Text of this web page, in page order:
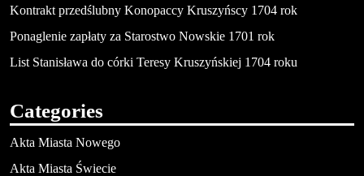
Kontrakt przedślubny Konopaccy Kruszyńscy 1704 rok
Ponaglenie zapłaty za Starostwo Nowskie 1701 rok
List Stanisława do córki Teresy Kruszyńskiej 1704 roku
Categories
Akta Miasta Nowego
Akta Miasta Świecie